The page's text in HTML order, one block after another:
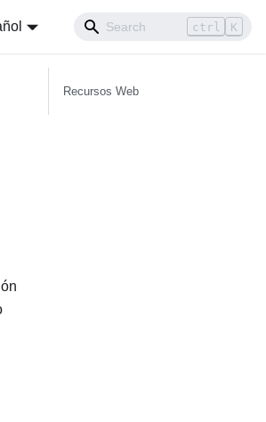
ctrl K
Recursos Web